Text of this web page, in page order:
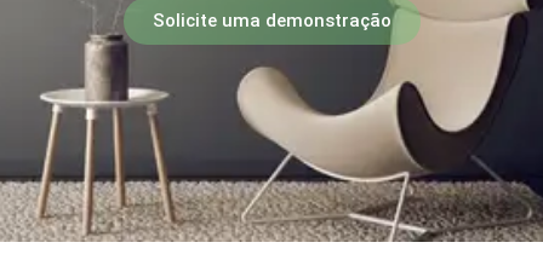
Solicite uma demonstração